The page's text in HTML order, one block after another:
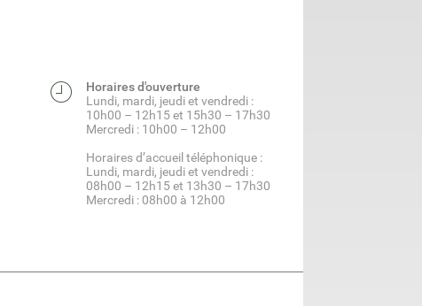
Horaires d'ouverture
Lundi, mardi, jeudi et vendredi :
10h00 – 12h15 et 15h30 – 17h30
Mercredi : 10h00 – 12h00
Horaires d’accueil téléphonique :
Lundi, mardi, jeudi et vendredi :
08h00 – 12h15 et 13h30 – 17h30
Mercredi : 08h00 à 12h00